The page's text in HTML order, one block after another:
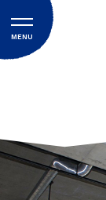
MENU